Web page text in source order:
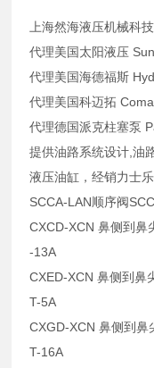
上海然海液压机械科
代理美国太阳液压
代理美国海德福斯
代理美国科迈拓
代理德国派克柱塞泵
提供油路系统设计,油
液压油缸，经销力士
SCCA-LAN顺序阀
CXCD-XCN 鼻侧到
-13A
CXED-XCN 鼻侧到鼻
T-5A
CXGD-XCN 鼻侧到
T-16A